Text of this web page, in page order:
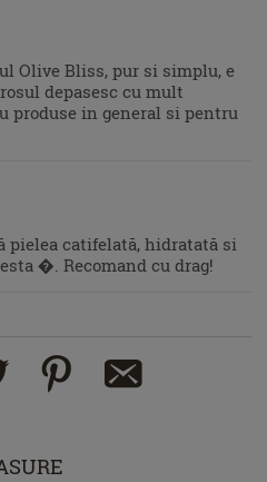
Olive Bliss, pur si simplu, e
depasesc cu mult
produse in general si pentru
pielea catifelată, hidratată si
�. Recomand cu drag!